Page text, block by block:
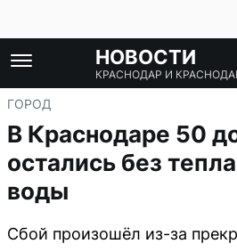
НОВОСТИ
КРАСНОДАР И
ГОРОД
В Краснодаре 50
остались без
воды
Сбой произошёл из-за